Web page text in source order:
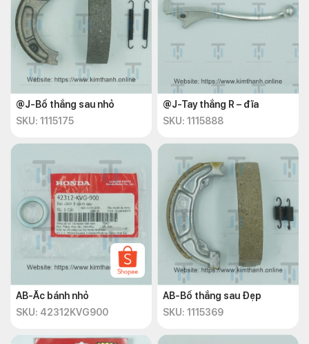
@J-Bố thắng sau nhỏ
SKU: 1115175
@J-Tay thắng R – đĩa
SKU: 1115888
AB-Ắc bánh nhỏ
SKU: 42312KVG900
AB-Bố thắng sau Đẹp
SKU: 1115369